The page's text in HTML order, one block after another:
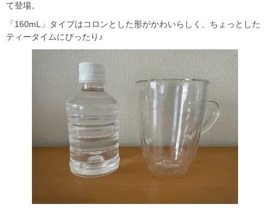
て登場。
「160mL」タイプはコロンとした形がかわいらしく、ちょっとした
ティータイムにぴったり♪